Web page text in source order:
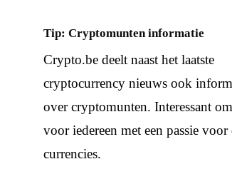
Tip: Cryptomunten informatie
Crypto.be deelt naast het laatste
cryptocurrency nieuws ook
over cryptomunten. Interessant
voor iedereen met een passie
currencies.